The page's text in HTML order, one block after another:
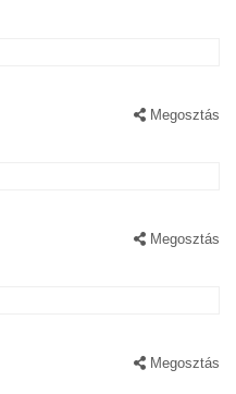
Megosztás
Megosztás
Megosztás